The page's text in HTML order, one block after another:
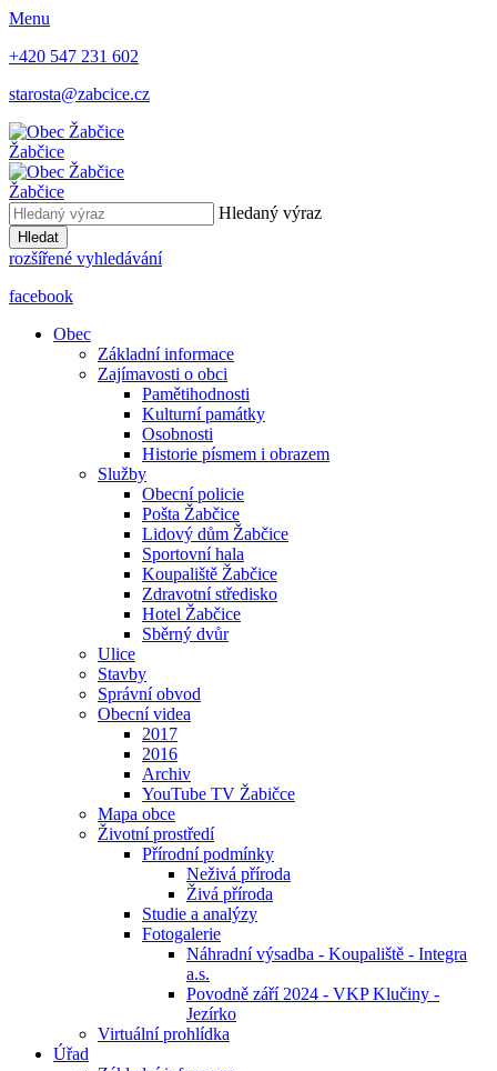
Menu
+420 547 231 602
starosta@zabcice.cz
Žabčice
Žabčice
Hledaný výraz
Hledat
rozšířené vyhledávání
facebook
Obec
Základní informace
Zajímavosti o obci
Pamětihodnosti
Kulturní památky
Osobnosti
Historie písmem i obrazem
Služby
Obecní policie
Pošta Žabčice
Lidový dům Žabčice
Sportovní hala
Koupaliště Žabčice
Zdravotní středisko
Hotel Žabčice
Sběrný dvůr
Ulice
Stavby
Správní obvod
Obecní videa
2017
2016
Archiv
YouTube TV Žabičce
Mapa obce
Životní prostředí
Přírodní podmínky
Neživá příroda
Živá příroda
Studie a analýzy
Fotogalerie
Náhradní výsadba - Koupaliště - Integra
a.s.
Povodně září 2024 - VKP Klučiny -
Jezírko
Virtuální prohlídka
Úřad